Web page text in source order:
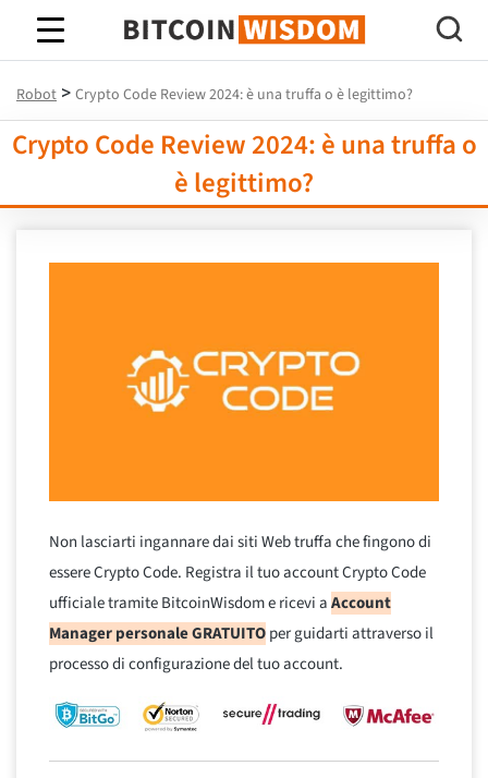
Saggezza Bitcoin
Robot > Crypto Code Review 2024: è una truffa o è legittimo?
Crypto Code Review 2024: è una truffa o
è legittimo?
Non lasciarti ingannare dai siti Web truffa che fingono di
essere Crypto Code. Registra il tuo account Crypto Code
ufficiale tramite BitcoinWisdom e ricevi aAccount
Manager personale GRATUITOper guidarti attraverso il
processo di configurazione del tuo account.